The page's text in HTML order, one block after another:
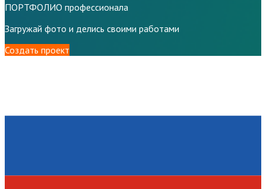
ПОРТФОЛИО профессионала
Загружай фото и делись своими работами
Создать проект